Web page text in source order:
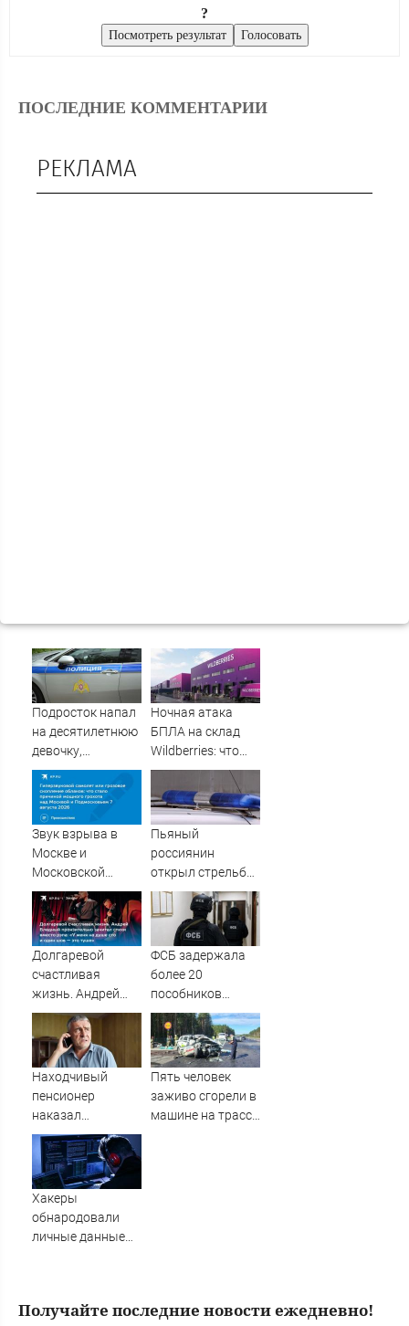
?
ПОСЛЕДНИЕ КОММЕНТАРИИ
РЕКЛАМА
Подросток напал
на десятилетнюю
девочку,
ворвавшись в
квартиру
Ночная атака
БПЛА на склад
Wildberries: что
известно об
очередном ударе
по логистическим
центрам
Звук взрыва в
Москве и
Московской
области 7 августа
2026 года:
Причины,
источник, откуда
Пьяный
россиянин
открыл стрельбу
по скорой
помощи и
полицейским
Долгаревой
счастливая
жизнь. Андрей
Бледный
пронзительно
зачитал стихи
вместо рэпа: «У
ФСБ задержала
более 20
пособников
украинских кол-
центров за
кибермошенничество
Находчивый
пенсионер
наказал
мошенников
изощренным
способом
Пять человек
заживо сгорели в
машине на трассе
Хакеры
обнародовали
личные данные
Новости на
Получайте последние новости ежедневно!